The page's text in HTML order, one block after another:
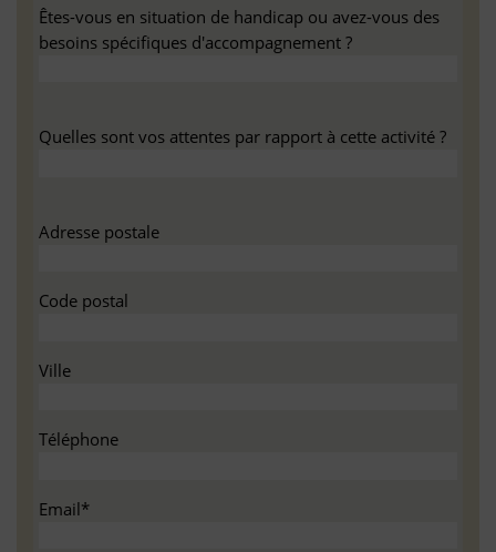
Êtes-vous en situation de handicap ou avez-vous des
besoins spécifiques d'accompagnement ?
Quelles sont vos attentes par rapport à cette activité ?
Adresse postale
Code postal
Ville
Téléphone
Email*